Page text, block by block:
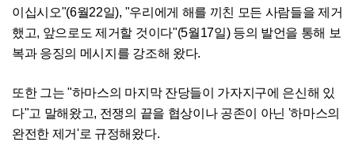
이십시오"(6월22일), "우리에게 해를 끼친 모든 사람들을 제거
했고, 앞으로도 제거할 것이다"(5월17일) 등의 발언을 통해 보
복과 응징의 메시지를 강조해 왔다.
또한 그는 "하마스의 마지막 잔당들이 가자지구에 은신해 있
다"고 말해왔고, 전쟁의 끝을 협상이나 공존이 아닌 '하마스의
완전한 제거'로 규정해왔다.